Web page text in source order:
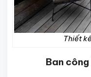
Thiết
Ban